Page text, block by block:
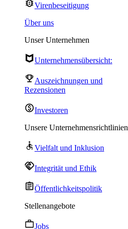
Virenbeseitigung
Über uns
Unser Unternehmen
Unternehmensübersicht:
Auszeichnungen und
Rezensionen
Investoren
Unsere Unternehmensrichtlinien
Vielfalt und Inklusion
Integrität und Ethik
Öffentlichkeitspolitik
Stellenangebote
Jobs